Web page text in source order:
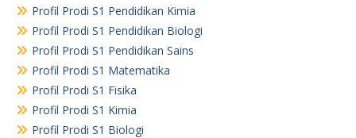
Profil Prodi S1 Pendidikan Kimia
Profil Prodi S1 Pendidikan Biologi
Profil Prodi S1 Pendidikan Sains
Profil Prodi S1 Matematika
Profil Prodi S1 Fisika
Profil Prodi S1 Kimia
Profil Prodi S1 Biologi